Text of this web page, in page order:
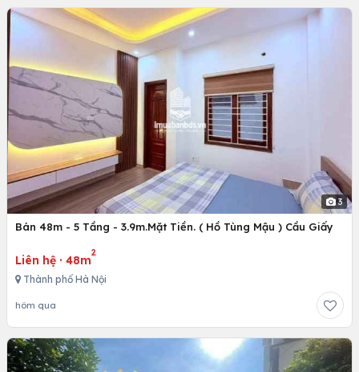
3
Bán 48m - 5 Tầng - 3.9m.Mặt Tiền. ( Hồ Tùng Mậu ) Cầu Giấy
Liên hệ · 48m
2
Thành phố Hà Nội
hôm qua